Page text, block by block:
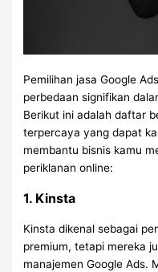
Pemilihan jasa Google
perbedaan signifikan
Berikut ini adalah daftar
terpercaya yang dapat
membantu bisnis kamu
periklanan online:
1. Kinsta
Kinsta dikenal sebagai
premium, tetapi mereka
manajemen Google Ads.